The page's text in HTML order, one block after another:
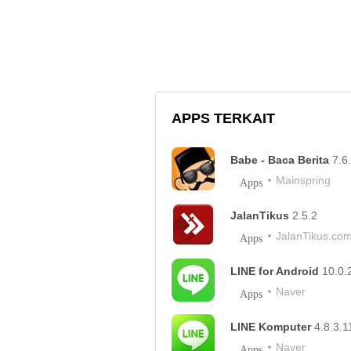
APPS TERKAIT
Babe - Baca Berita
Apps Mainspring
JalanTikus 2.5.2
Apps JalanTikus.com
LINE for Android
Apps Naver
LINE Komputer
Apps Naver